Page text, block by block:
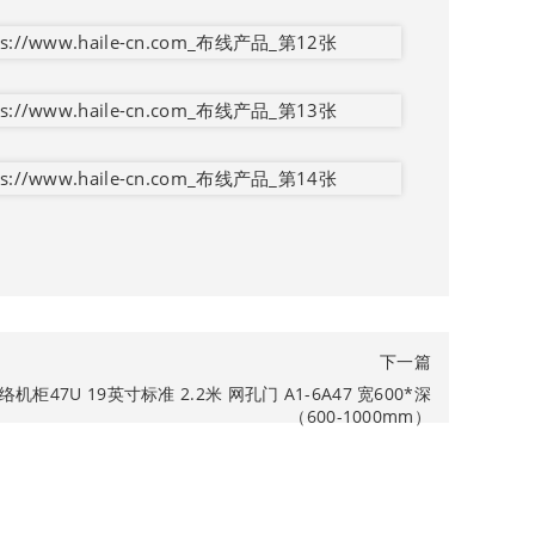
下一篇
机柜47U 19英寸标准 2.2米 网孔门 A1-6A47 宽600*深
（600-1000mm）